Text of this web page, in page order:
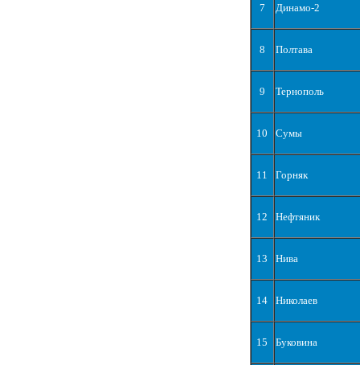
7 Динамо-2
8 Полтава
9 Тернополь
10 Сумы
11 Горняк
12 Нефтяник
13 Нива
14 Николаев
15 Буковина